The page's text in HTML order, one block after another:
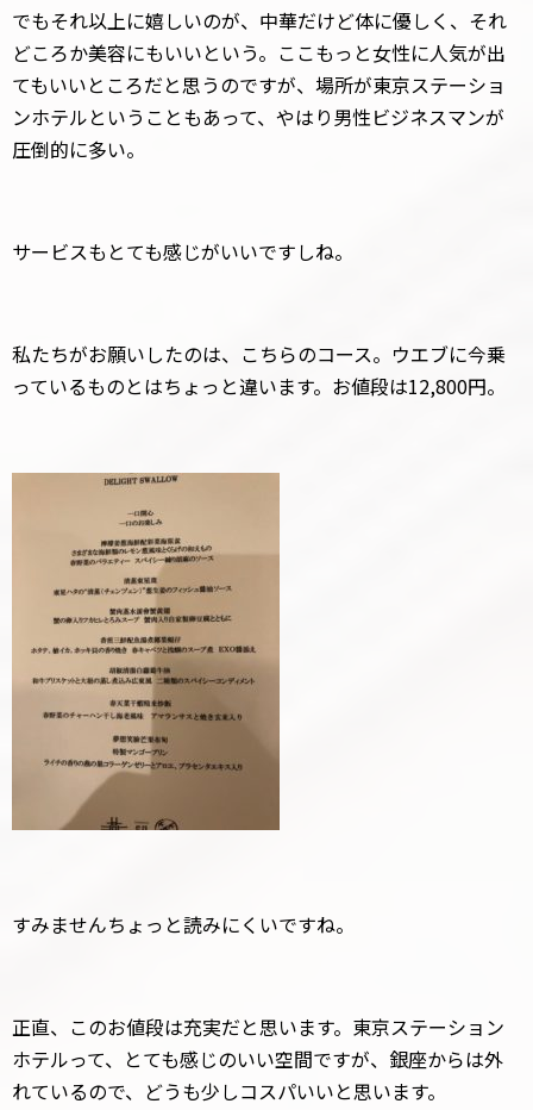
でもそれ以上に嬉しいのが、中華だけど体に優しく、それ
どころか美容にもいいという。ここもっと女性に人気が出
てもいいところだと思うのですが、場所が東京ステーショ
ンホテルということもあって、やはり男性ビジネスマンが
圧倒的に多い。
サービスもとても感じがいいですしね。
私たちがお願いしたのは、こちらのコース。ウエブに今乗
っているものとはちょっと違います。お値段は12,800円。
すみませんちょっと読みにくいですね。
正直、このお値段は充実だと思います。東京ステーション
ホテルって、とても感じのいい空間ですが、銀座からは外
れているので、どうも少しコスパいいと思います。